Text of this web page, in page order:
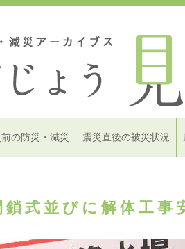
の防災・減災 震災直後の被災状況
鎖式並びに解体工事